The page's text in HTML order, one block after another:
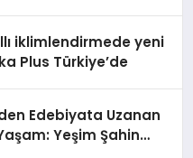
iklimlendirmede yeni
Plus Türkiye’de
Edebiyata Uzanan
Yeşim Şahin